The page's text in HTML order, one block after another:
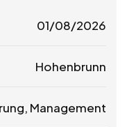
01/08/2026
Hohenbrunn
Management